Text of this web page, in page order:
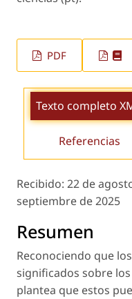
PDF
Texto completo
Referencias
Recibido: 22 de
septiembre de 2025
Resumen
Reconociendo que
significados sobre
plantea que estos